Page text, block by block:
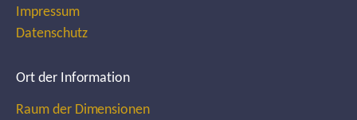
Impressum
Datenschutz
Ort der Information
Raum der Dimensionen